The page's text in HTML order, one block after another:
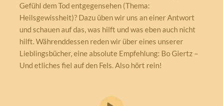
Gefühl dem Tod entgegensehen (Thema:
Heilsgewissheit)? Dazu üben wir uns an einer Antwort
und schauen auf das, was hilft und was eben auch nicht
hilft. Währenddessen reden wir über eines unserer
Lieblingsbücher, eine absolute Empfehlung: Bo Giertz –
Und etliches fiel auf den Fels. Also hört rein!